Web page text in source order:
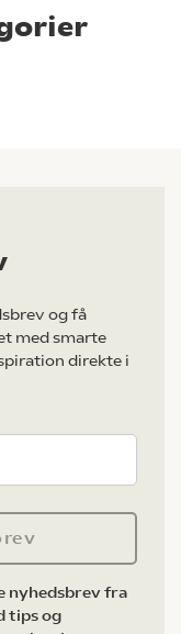
og få
med smarte
direkte i
nyhedsbrev fra
tips og